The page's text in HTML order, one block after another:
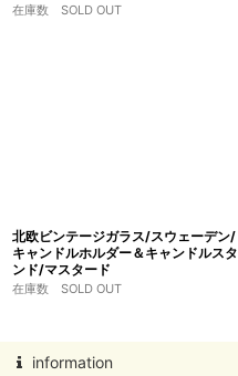
在庫数 SOLD OUT
北欧ビンテージガラス/スウェーデン/
キャンドルホルダー＆キャンドルスタ
ンド/マスタード
在庫数 SOLD OUT
information